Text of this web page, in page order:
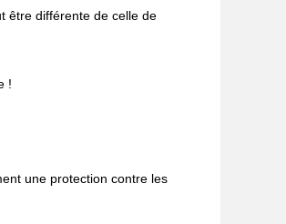
être différente de celle de
!
une protection contre les